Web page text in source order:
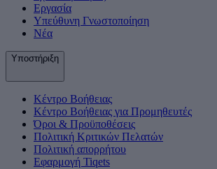
Εργασία
Υπεύθυνη Γνωστοποίηση
Νέα
Υποστήριξη
Κέντρο Βοήθειας
Κέντρο Βοήθειας για Προμηθευτές
Όροι & Προϋποθέσεις
Πολιτική Κριτικών Πελατών
Πολιτική απορρήτου
Εφαρμογή Tiqets